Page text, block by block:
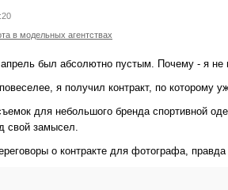
в модельных агентствах
был абсолютно пустым. Почему - я не
я получил контракт, по которому
для небольшого бренда спортивной
свой замысел.
о контракте для фотографа, правда